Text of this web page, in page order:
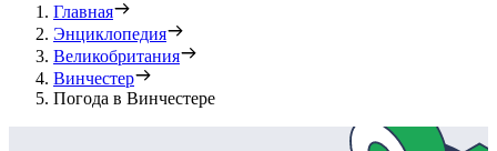
Главная
Энциклопедия
Великобритания
Винчестер
Погода в Винчестере